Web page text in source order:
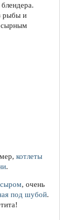
рыбы и
сырным
котлеты
.
, очень
под шубой.